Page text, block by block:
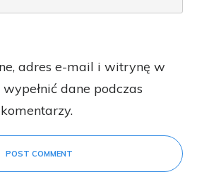
adres e-mail i witrynę w
dane podczas
POST COMMENT